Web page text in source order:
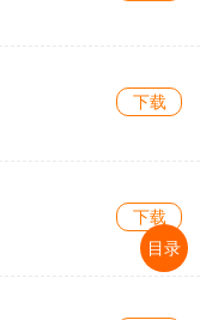
下载
下载
目录